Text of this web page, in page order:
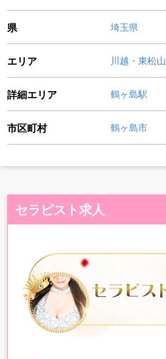
県 埼玉県
エリア 川越・東松山
詳細エリア 鶴ヶ島駅
市区町村 鶴ヶ島市
セラピスト求人